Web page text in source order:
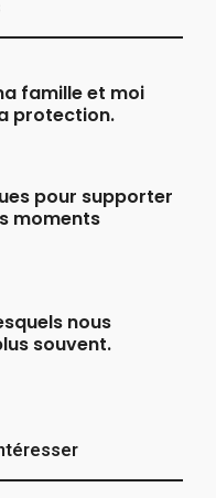
famille et moi
protection.
pour supporter
moments
nous
souvent.